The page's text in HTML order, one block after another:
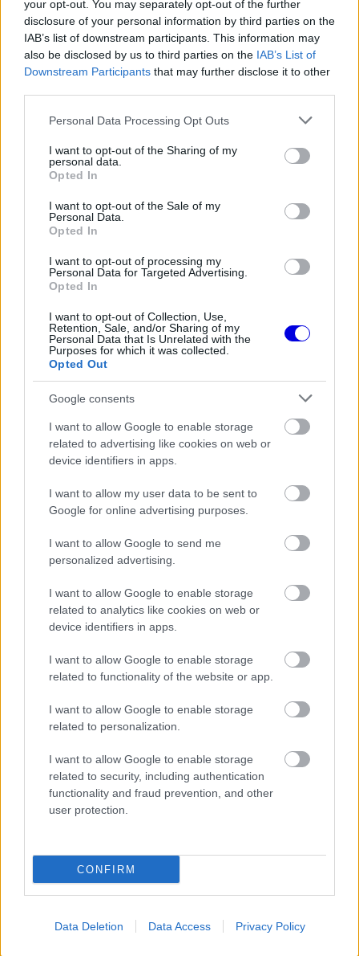
your opt-out. You may separately opt-out of the further
disclosure of your personal information by third parties on the
IAB’s list of downstream participants. This information may
also be disclosed by us to third parties on the IAB’s List of
Downstream Participants that may further disclose it to other
Please note that this website/app uses one or more Google
not limited to your visit or usage behaviour. You may click to
grant or deny consent to Google and its third-party tags to
use your data for below specified purposes in below Google
consent section.
Personal Data Processing Opt Outs
I want to opt-out of the Sharing of my
personal data.
Opted In
I want to opt-out of the Sale of my
Personal Data.
Opted In
I want to opt-out of processing my
Personal Data for Targeted Advertising.
Opted In
I want to opt-out of Collection, Use,
Retention, Sale, and/or Sharing of my
Personal Data that Is Unrelated with the
Purposes for which it was collected.
Opted Out
Google consents
I want to allow Google to enable storage
related to advertising like cookies on web or
device identifiers in apps.
I want to allow my user data to be sent to
Google for online advertising purposes.
I want to allow Google to send me
personalized advertising.
I want to allow Google to enable storage
related to analytics like cookies on web or
device identifiers in apps.
I want to allow Google to enable storage
related to functionality of the website or app.
I want to allow Google to enable storage
related to personalization.
I want to allow Google to enable storage
related to security, including authentication
functionality and fraud prevention, and other
user protection.
CONFIRM
Data Deletion Data Access Privacy Policy
Az a pillanat viszont talán sorsfordító is volt
számára, hiszen Hadjar utána hamar talpra állt és
elkezdte szállítani a jobbnál jobb eredményeket.
Hollandiában még a dobogóra is fel tudott állni,
ami mindenképpen megsüvegelendő egy Racing
Bullsszal.
Video
Player
This
window.
The media could not be loaded, either because
the server or network failed or because the format
Amikor arról kérdezték a fiatal pilótát, hogy a
saját szezonja kapcsán mely tényező lepte őt
meg a leginkább, Hadjar így felelt: „A tempó.
Igazából az időmérős sebességem, mert
versenyképesebb voltam, mint amire
számítottam.” És hogy ez minek köszönhető?
Elmondta, hogy szándékos igyekszik több
kockázatot vállalni, és ez a hozzáállás eddig
többnyire kifizetődő volt számára.
EZEKET IS AJÁNLJUK
FORMA-1
A McLaren korábbi szerelője
debütálásáról
Kockázatos ötlettel villant a